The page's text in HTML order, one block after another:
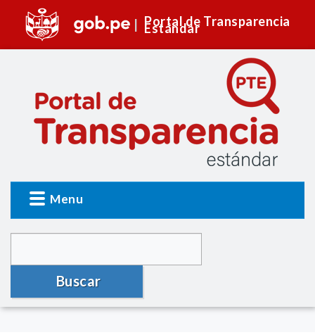
Portal de Transparencia
Estándar
Menu
Buscar